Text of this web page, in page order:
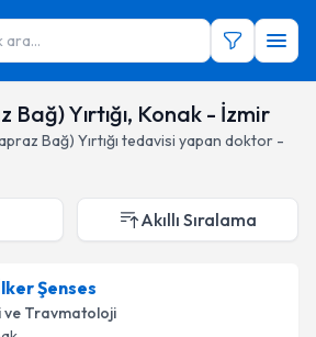
ara...
Bağ) Yırtığı, Konak - İzmir
Bağ) Yırtığı tedavisi yapan doktor -
Akıllı Sıralama
Şenses
Travmatoloji